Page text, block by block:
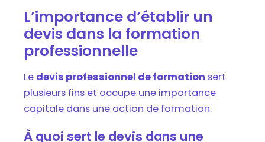
L’importance d’établir un
devis dans la formation
professionnelle
Le devis professionnel de formation sert
plusieurs fins et occupe une importance
capitale dans une action de formation.
À quoi sert le devis dans une